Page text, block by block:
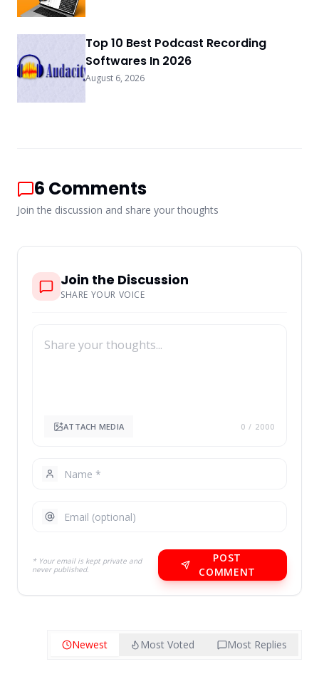
Top 10 Best Podcast Recording
Softwares In 2026
August 6, 2026
6 Comments
Join the discussion and share your thoughts
Join the Discussion
SHARE YOUR VOICE
ATTACH MEDIA 0 / 2000
* Your email is kept private and
never published.
POST
COMMENT
Newest Most Voted Most Replies